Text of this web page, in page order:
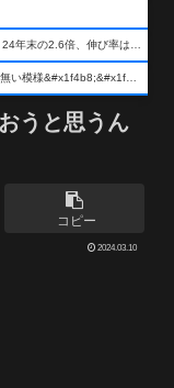
謎の巨大謎組織、『丸紅』。時価総額が初の10兆円超え 24年末の2.6倍、伸び率は謎組織首位
【高市早苗】物価高の昨今、唯一の解決法は株式投資しか無い模様&#x1f4b8;&#x1f4b8;&#x1f4b8;
うと思うん
コピー
2024.03.10